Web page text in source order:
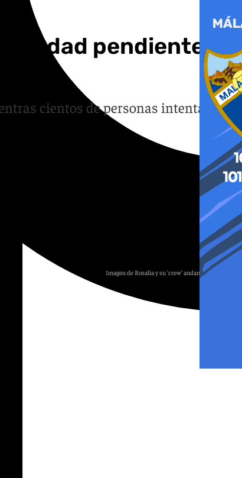
ciudad pendiente de
cientos de personas intentan
Imagen de Rosalía y su 'crew' andando por Sevilla.